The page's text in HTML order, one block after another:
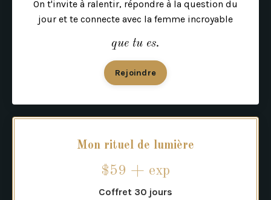
On t'invite à ralentir, répondre à la question du
jour et te connecte avec la femme incroyable
que tu es.
Rejoindre
Mon rituel de lumière
$59 + exp
Coffret 30 jours